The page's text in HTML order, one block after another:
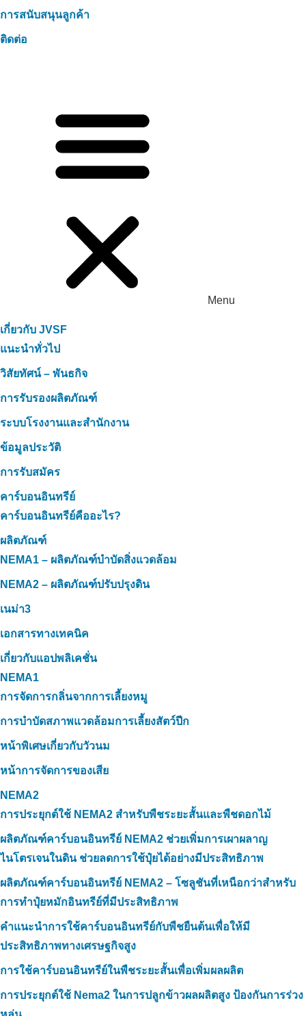
การสนับสนุนลูกค้า
ติดต่อ
Menu
เกี่ยวกับ JVSF
แนะนำทั่วไป
วิสัยทัศน์ – พันธกิจ
การรับรองผลิตภัณฑ์
ระบบโรงงานและสำนักงาน
ข้อมูลประวัติ
การรับสมัคร
คาร์บอนอินทรีย์
คาร์บอนอินทรีย์คืออะไร?
ผลิตภัณฑ์
NEMA1 – ผลิตภัณฑ์บำบัดสิ่งแวดล้อม
NEMA2 – ผลิตภัณฑ์ปรับปรุงดิน
เนม่า3
เอกสารทางเทคนิค
เกี่ยวกับแอปพลิเคชั่น
NEMA1
การจัดการกลิ่นจากการเลี้ยงหมู
การบำบัดสภาพแวดล้อมการเลี้ยงสัตว์ปีก
หน้าพิเศษเกี่ยวกับวัวนม
หน้าการจัดการของเสีย
NEMA2
การประยุกต์ใช้ NEMA2 สำหรับพืชระยะสั้นและพืชดอกไม้
ผลิตภัณฑ์คาร์บอนอินทรีย์ NEMA2 ช่วยเพิ่มการเผาผลาญ
ไนโตรเจนในดิน ช่วยลดการใช้ปุ๋ยได้อย่างมีประสิทธิภาพ
ผลิตภัณฑ์คาร์บอนอินทรีย์ NEMA2 – โซลูชันที่เหนือกว่าสำหรับ
การทำปุ๋ยหมักอินทรีย์ที่มีประสิทธิภาพ
คำแนะนำการใช้คาร์บอนอินทรีย์กับพืชยืนต้นเพื่อให้มี
ประสิทธิภาพทางเศรษฐกิจสูง
การใช้คาร์บอนอินทรีย์ในพืชระยะสั้นเพื่อเพิ่มผลผลิต
การประยุกต์ใช้ Nema2 ในการปลูกข้าวผลผลิตสูง ป้องกันการร่วง